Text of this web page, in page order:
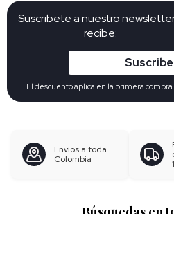
Suscribete a nuestro
recibe:
El descuento aplica en la primera
Envíos a toda
Colombia
Búsquedas en